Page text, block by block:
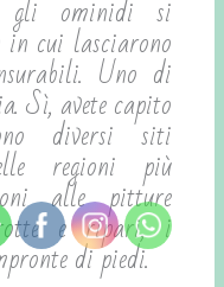
ominidi si
cui lasciarono
Uno di
Sì, avete capito
diversi siti
regioni più
alle pitture
e ripari, i
di piedi.